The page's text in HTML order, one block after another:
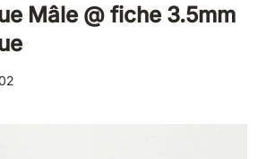
Mâle @ fiche 3.5mm